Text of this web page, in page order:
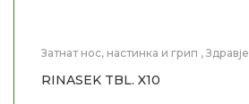
Затнат нос, настинка и грип , Здравје
RINASEK TBL. X10